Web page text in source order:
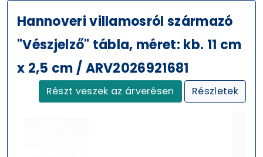
Hannoveri villamosról származó
"Vészjelző" tábla, méret: kb. 11 cm
x 2,5 cm / ARV2026921681
Részt veszek az árverésen Részletek